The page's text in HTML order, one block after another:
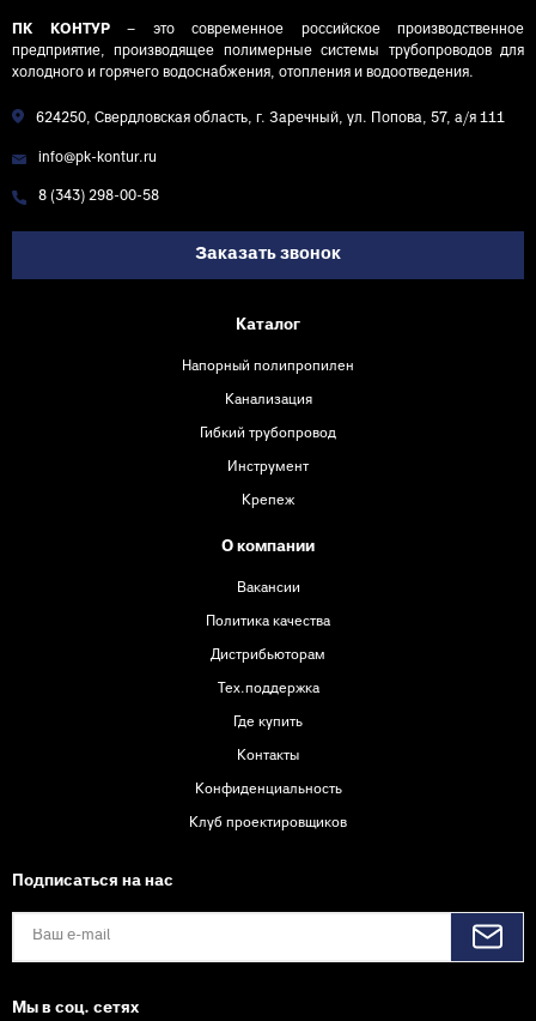
ПК КОНТУР– это современное российское производственное
предприятие, производящее полимерные системы трубопроводов для
холодного и горячего водоснабжения, отопления и водоотведения.
624250, Свердловская область, г. Заречный, ул. Попова, 57, а/я 111
info@pk-kontur.ru
8 (343) 298-00-58
Заказать звонок
Каталог
Напорный полипропилен
Канализация
Гибкий трубопровод
Инструмент
Крепеж
О компании
Вакансии
Политика качества
Дистрибьюторам
Тех.поддержка
Где купить
Контакты
Конфиденциальность
Клуб проектировщиков
Подписаться на нас
Мы в соц. сетях